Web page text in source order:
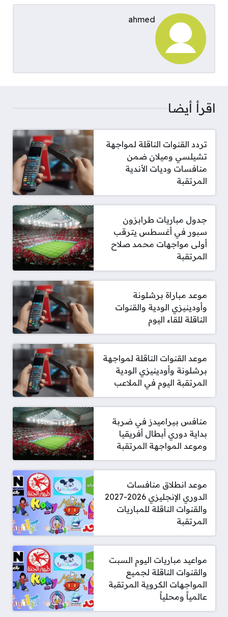
ahmed
اقرأ أيضا
تردد القنوات الناقلة لمواجهة
تشيلسي وميلان ضمن
منافسات وديات الأندية
المرتقبة
جدول مباريات طرابزون
سبور في أغسطس يترقب
أولى مواجهات محمد صلاح
المرتقبة
موعد مباراة برشلونة
وأودينيزي الودية والقنوات
الناقلة للقاء اليوم
موعد القنوات الناقلة لمواجهة
برشلونة وأودينيزي الودية
المرتقبة اليوم في الملاعب
منافس بيراميدز في ضربة
بداية دوري أبطال أفريقيا
وموعد المواجهة المرتقبة
موعد انطلاق منافسات
الدوري الإنجليزي 2026-2027
والقنوات الناقلة للمباريات
المرتقبة
مواعيد مباريات اليوم السبت
والقنوات الناقلة لجميع
المواجهات الكروية المرتقبة
عالمياً ومحلياً